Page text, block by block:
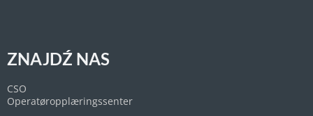
ZNAJDŹ NAS
CSO
Operatøropplæringssenter